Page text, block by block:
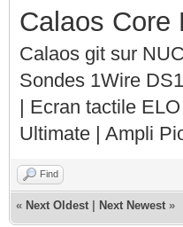
Calaos Core
Calaos git sur
Sondes 1Wire
| Ecran tactile
Ultimate | Ampli
Find
« Next Oldest Next Newest »